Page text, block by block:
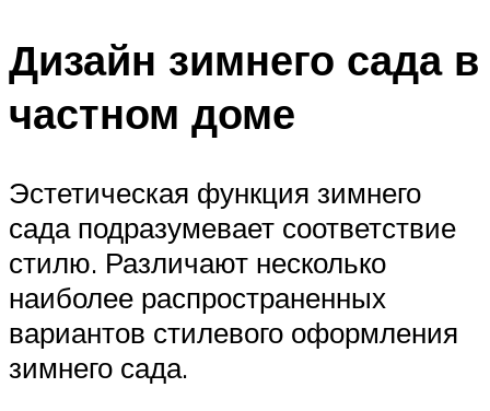
Дизайн зимнего сада в
частном доме
Эстетическая функция зимнего
сада подразумевает соответствие
стилю. Различают несколько
наиболее распространенных
вариантов стилевого оформления
зимнего сада.